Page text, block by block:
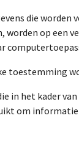
die worden
worden op een
toestemming
in het kader
om